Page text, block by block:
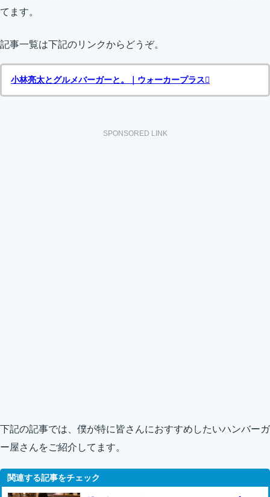
てます。
記事一覧は下記のリンクからどうぞ。
小林亮太とグルメバーガーと。｜ウォーカープラス
SPONSORED LINK
下記の記事では、僕が特に皆さんにおすすめしたいハンバーガ
ー屋さんをご紹介してます。